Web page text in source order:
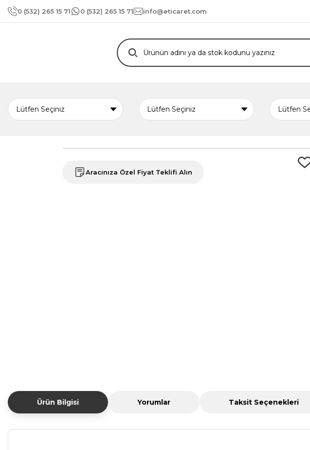
0 (532) 265 15 71 0 (532) 265 15 71 info@eticaret.com
Aracınıza Özel Fiyat Teklifi Alın
Ürün Bilgisi Yorumlar Taksit Seçenekleri